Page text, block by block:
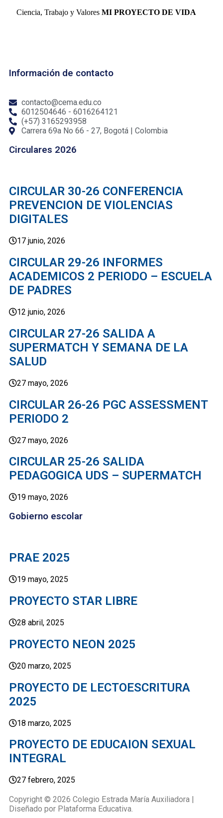
Ciencia, Trabajo y Valores MI PROYECTO DE VIDA
Información de contacto
contacto@cema.edu.co
6012504646 - 6016264121
(+57) 3165293958
Carrera 69a No 66 - 27, Bogotá | Colombia
Circulares 2026
CIRCULAR 30-26 CONFERENCIA
PREVENCION DE VIOLENCIAS
DIGITALES
17 junio, 2026
CIRCULAR 29-26 INFORMES
ACADEMICOS 2 PERIODO – ESCUELA
DE PADRES
12 junio, 2026
CIRCULAR 27-26 SALIDA A
SUPERMATCH Y SEMANA DE LA
SALUD
27 mayo, 2026
CIRCULAR 26-26 PGC ASSESSMENT
PERIODO 2
27 mayo, 2026
CIRCULAR 25-26 SALIDA
PEDAGOGICA UDS – SUPERMATCH
19 mayo, 2026
Gobierno escolar
PRAE 2025
19 mayo, 2025
PROYECTO STAR LIBRE
28 abril, 2025
PROYECTO NEON 2025
20 marzo, 2025
PROYECTO DE LECTOESCRITURA
2025
18 marzo, 2025
PROYECTO DE EDUCAION SEXUAL
INTEGRAL
27 febrero, 2025
Copyright © 2026 Colegio Estrada María Auxiliadora |
Diseñado por Plataforma Educativa.